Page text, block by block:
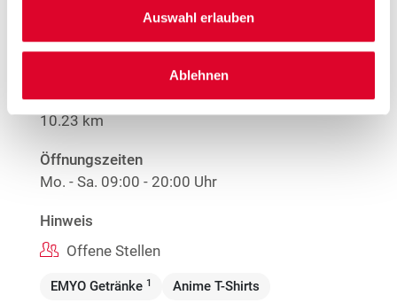
Auswahl erlauben
Ablehnen
Bahnhofstraße 4-6
Entfernung
10.23 km
Öffnungszeiten
Mo. - Sa. 09:00 - 20:00 Uhr
Hinweis
Offene Stellen
EMYO Getränke 1 Anime T-Shirts